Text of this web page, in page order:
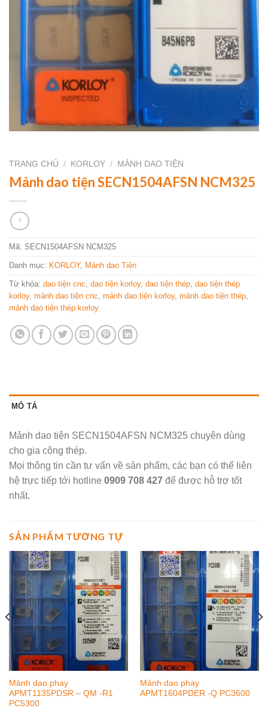
TRANG CHỦ / KORLOY / MẢNH DAO TIỆN
Mảnh dao tiện SECN1504AFSN NCM325
Mã: SECN1504AFSN NCM325
Danh mục: KORLOY, Mảnh dao Tiện
Từ khóa: dao tiện cnc, dao tiện korloy, dao tiện thép, dao tiện thép
korloy, mảnh dao tiện cnc, mảnh dao tiện korloy, mảnh dao tiện thép,
mảnh dao tiện thép korloy
MÔ TẢ
Mảnh dao tiện SECN1504AFSN NCM325 chuyên dùng
cho gia công thép.
Mọi thông tin cần tư vấn về sản phẩm, các bạn có thể liên
hệ trực tiếp tới hotline 0909 708 427 để được hỗ trợ tốt
nhất.
SẢN PHẨM TƯƠNG TỰ
Mảnh dao phay
APMT1135PDSR – QM -R1
PC5300
Mảnh dao phay
APMT1604PDER -Q PC3600